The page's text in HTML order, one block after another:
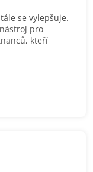
se vylepšuje.
pro
kteří